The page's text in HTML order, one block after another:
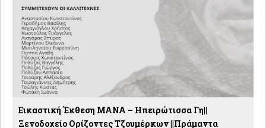
Εικαστική Έκθεση ΜΑΝΑ – Ηπειρώτισσα Γη||
Ξενοδοχείο Ορίζοντες Τζουμέρκων ||Πράμαντα